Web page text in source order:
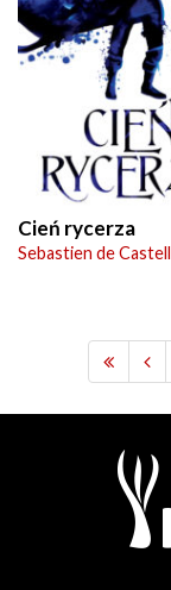
Cień rycerza
Sebastien de Castell